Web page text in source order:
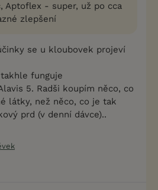
Aptoflex - super, už po cca
zlepšení
se u kloubovek projeví
funguje
5. Radši koupím něco, co
látky, než něco, co je tak
prd (v denní dávce)..